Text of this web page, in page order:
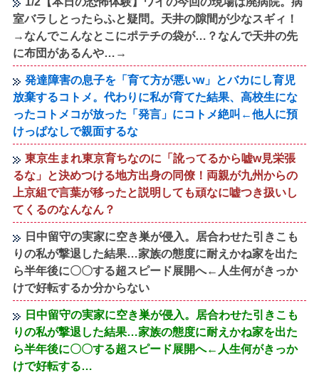
室バラしとったらふと疑問。天井の隙間が少なスギィ！
→なんでこんなとこにポテチの袋が…？なんで天井の先
に布団があるんや…→
発達障害の息子を「育て方が悪いw」とバカにし育児
放棄するコトメ。代わりに私が育てた結果、高校生にな
ったコトメコが放った「発言」にコトメ絶叫←他人に預
けっぱなしで親面するな
東京生まれ東京育ちなのに「訛ってるから嘘w見栄張
るな」と決めつける地方出身の同僚！両親が九州からの
上京組で言葉が移ったと説明しても頑なに嘘つき扱いし
てくるのなんなん？
日中留守の実家に空き巣が侵入。居合わせた引きこも
りの私が撃退した結果…家族の態度に耐えかね家を出た
ら半年後に〇〇する超スピード展開へ←人生何がきっか
けで好転するか分からない
日中留守の実家に空き巣が侵入。居合わせた引きこも
りの私が撃退した結果…家族の態度に耐えかね家を出た
ら半年後に〇〇する超スピード展開へ←人生何がきっか
けで好転する…